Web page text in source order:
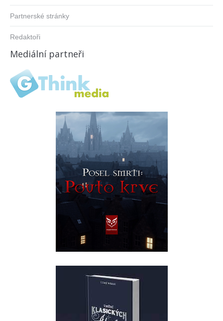
Partnerské stránky
Redaktoři
Mediální partneři